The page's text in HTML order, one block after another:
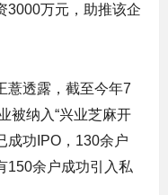
3000万元，助推该企
薏透露，截至今年7
被纳入“兴业芝麻开
成功IPO，130余户
150余户成功引入私